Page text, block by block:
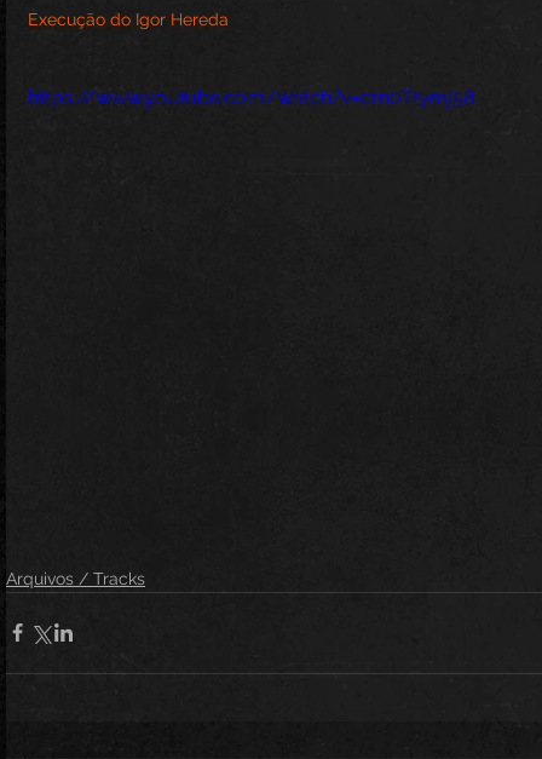
Execução do Igor Hereda
https://www.youtube.com/watch?v=crn0Ttymj58
Arquivos / Tracks